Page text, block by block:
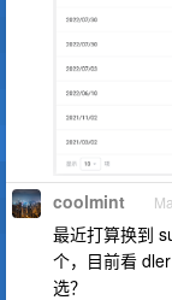
coolmint
最近打算换到
个，目前看
选？